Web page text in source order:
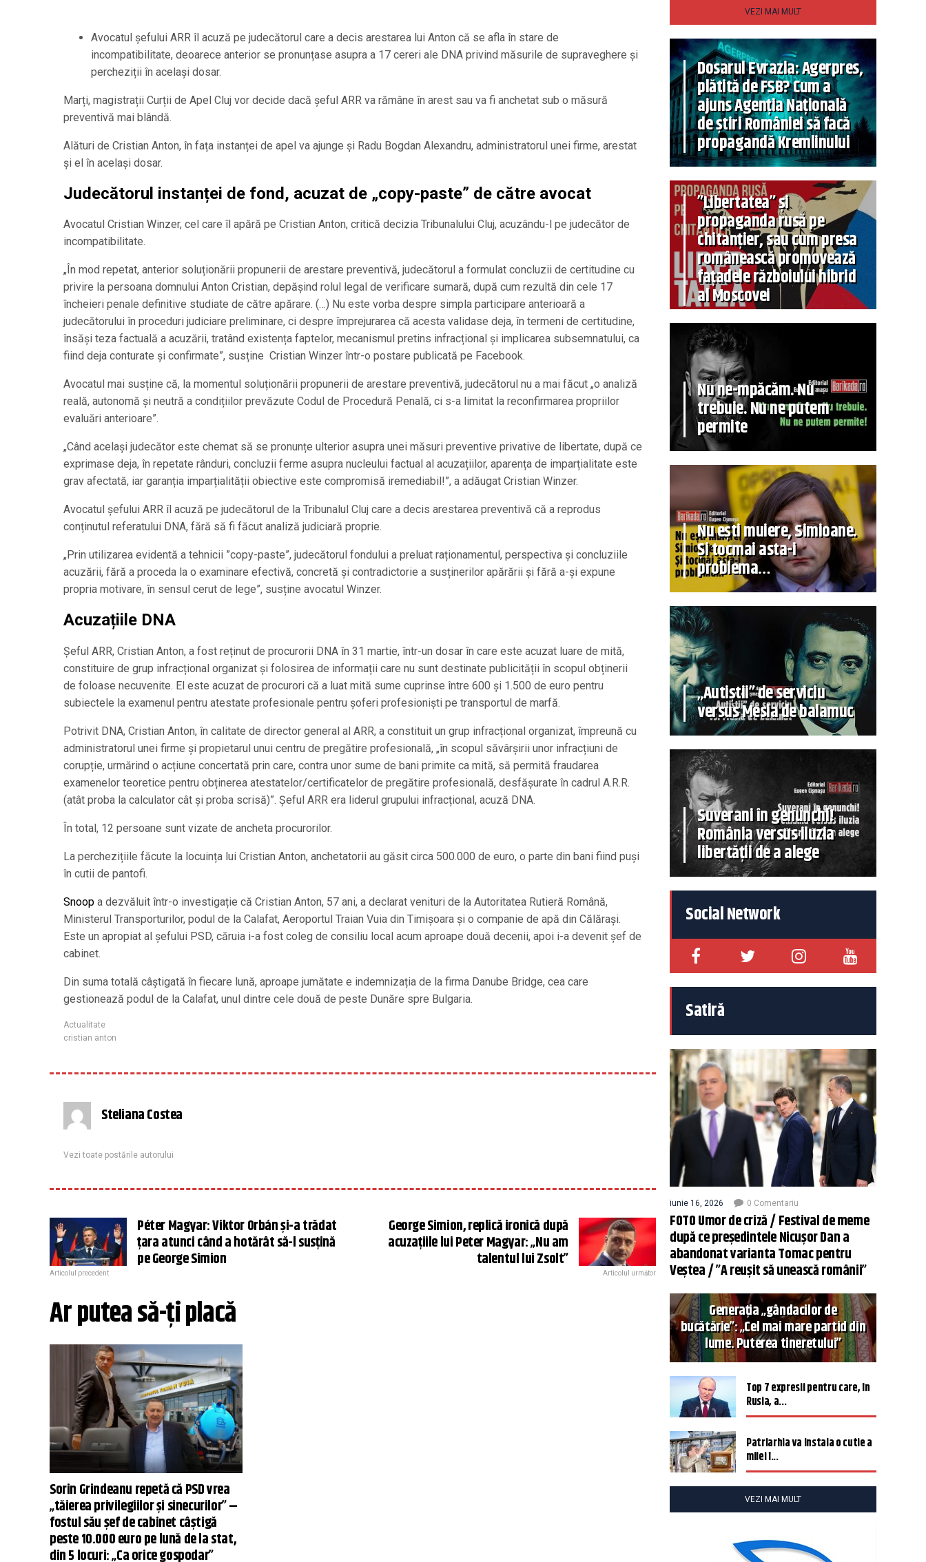
Avocatul șefului ARR îl acuză pe judecătorul care a decis arestarea lui Anton că se afla în stare de
incompatibilitate, deoarece anterior se pronunțase asupra a 17 cereri ale DNA privind măsurile de supraveghere și
percheziții în același dosar.
Marți, magistrații Curții de Apel Cluj vor decide dacă șeful ARR va rămâne în arest sau va fi anchetat sub o măsură
preventivă mai blândă.
Alături de Cristian Anton, în fața instanței de apel va ajunge și Radu Bogdan Alexandru, administratorul unei firme, arestat
și el în același dosar.
Judecătorul instanței de fond, acuzat de „copy-paste” de către avocat
Avocatul Cristian Winzer, cel care îl apără pe Cristian Anton, critică decizia Tribunalului Cluj, acuzându-l pe judecător de
incompatibilitate.
„În mod repetat, anterior soluționării propunerii de arestare preventivă, judecătorul a formulat concluzii de certitudine cu
privire la persoana domnului Anton Cristian, depășind rolul legal de verificare sumară, după cum rezultă din cele 17
încheieri penale definitive studiate de către apărare. (…) Nu este vorba despre simpla participare anterioară a
judecătorului în proceduri judiciare preliminare, ci despre împrejurarea că acesta validase deja, în termeni de certitudine,
însăși teza factuală a acuzării, tratând existența faptelor, mecanismul pretins infracțional și implicarea subsemnatului, ca
fiind deja conturate și confirmate”, susține Cristian Winzer într-o postare publicată pe Facebook.
Avocatul mai susține că, la momentul soluționării propunerii de arestare preventivă, judecătorul nu a mai făcut „o analiză
reală, autonomă și neutră a condițiilor prevăzute Codul de Procedură Penală, ci s-a limitat la reconfirmarea propriilor
evaluări anterioare”.
„Când același judecător este chemat să se pronunțe ulterior asupra unei măsuri preventive privative de libertate, după ce
exprimase deja, în repetate rânduri, concluzii ferme asupra nucleului factual al acuzațiilor, aparența de imparțialitate este
grav afectată, iar garanția imparțialității obiective este compromisă iremediabil!”, a adăugat Cristian Winzer.
Avocatul șefului ARR îl acuză pe judecătorul de la Tribunalul Cluj care a decis arestarea preventivă că a reprodus
conținutul referatului DNA, fără să fi făcut analiză judiciară proprie.
„Prin utilizarea evidentă a tehnicii ”copy-paste”, judecătorul fondului a preluat raționamentul, perspectiva și concluziile
acuzării, fără a proceda la o examinare efectivă, concretă și contradictorie a susținerilor apărării și fără a-și expune
propria motivare, în sensul cerut de lege”, susține avocatul Winzer.
Acuzațiile DNA
Şeful ARR, Cristian Anton, a fost reținut de procurorii DNA în 31 martie, într-un dosar în care este acuzat luare de mită,
constituire de grup infracțional organizat și folosirea de informații care nu sunt destinate publicității în scopul obținerii
de foloase necuvenite. El este acuzat de procurori că a luat mită sume cuprinse între 600 și 1.500 de euro pentru
subiectele la examenul pentru atestate profesionale pentru șoferi profesioniști pe transportul de marfă.
Potrivit DNA, Cristian Anton, în calitate de director general al ARR, a constituit un grup infracțional organizat, împreună cu
administratorul unei firme și propietarul unui centru de pregătire profesională, „în scopul săvârșirii unor infracțiuni de
corupție, urmărind o acțiune concertată prin care, contra unor sume de bani primite ca mită, să permită fraudarea
examenelor teoretice pentru obținerea atestatelor/certificatelor de pregătire profesională, desfășurate în cadrul A.R.R.
(atât proba la calculator cât și proba scrisă)”. Șeful ARR era liderul grupului infracțional, acuză DNA.
În total, 12 persoane sunt vizate de ancheta procurorilor.
La perchezițiile făcute la locuința lui Cristian Anton, anchetatorii au găsit circa 500.000 de euro, o parte din bani fiind puși
în cutii de pantofi.
Snoop a dezvăluit într-o investigație că Cristian Anton, 57 ani, a declarat venituri de la Autoritatea Rutieră Română,
Ministerul Transporturilor, podul de la Calafat, Aeroportul Traian Vuia din Timișoara și o companie de apă din Călărași.
Este un apropiat al șefului PSD, căruia i-a fost coleg de consiliu local acum aproape două decenii, apoi i-a devenit șef de
cabinet.
Din suma totală câștigată în fiecare lună, aproape jumătate e indemnizația de la firma Danube Bridge, cea care
gestionează podul de la Calafat, unul dintre cele două de peste Dunăre spre Bulgaria.
Actualitate
cristian anton
Steliana Costea
Vezi toate postările autorului
Péter Magyar: Viktor Orbán și-a trădat
țara atunci când a hotărât să-l susțină
pe George Simion
Articolul precedent
George Simion, replică ironică după
acuzațiile lui Peter Magyar: „Nu am
talentul lui Zsolt”
Articolul următor
Ar putea să-ți placă
Sorin Grindeanu repetă că PSD vrea
„tăierea privilegiilor şi sinecurilor” –
fostul său șef de cabinet câștigă
peste 10.000 euro pe lună de la stat,
din 5 locuri: „Ca orice gospodar”
VEZI MAI MULT
Dosarul Evrazia: Agerpres,
plătită de FSB? Cum a
ajuns Agenția Națională
de știri României să facă
propagandă Kremlinului
”Libertatea” și
propaganda rusă pe
chitanțier, sau cum presa
românească promovează
fațadele războiului hibrid
al Moscovei
Nu ne-mpăcăm. Nu
trebuie. Nu ne putem
permite
Nu ești muiere, Simioane.
Și tocmai asta-i
problema…
„Autiștii” de serviciu
versus Mesia de balamuc
Suverani în genunchi!
România versus iluzia
libertății de a alege
Social Network
Satiră
iunie 16, 2026 0 Comentariu
FOTO Umor de criză / Festival de meme
după ce președintele Nicușor Dan a
abandonat varianta Tomac pentru
Veștea / ”A reușit să unească românii”
Generația „gândacilor de
bucătărie”: „Cel mai mare partid din
lume. Puterea tineretului”
Top 7 expresii pentru care, în
Rusia, a...
Patriarhia va instala o cutie a
milei î...
VEZI MAI MULT